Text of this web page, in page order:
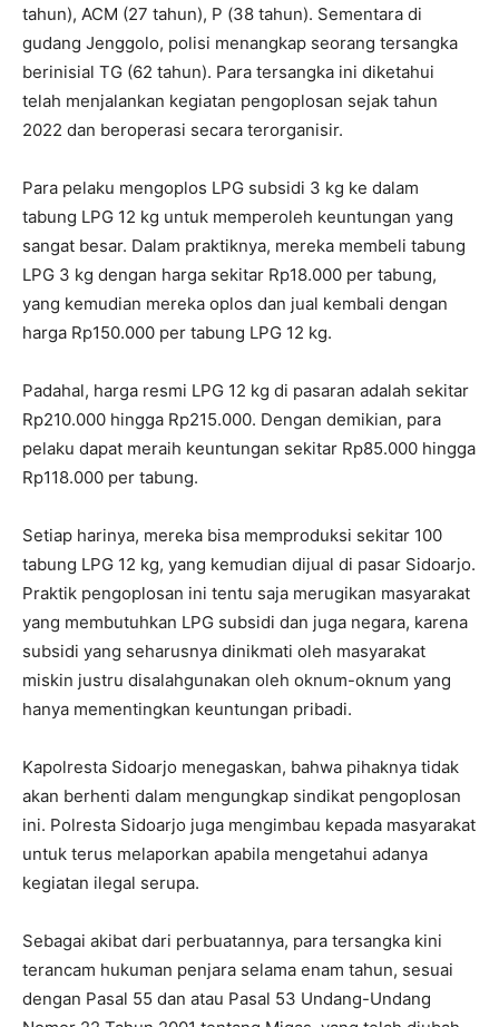
tahun), ACM (27 tahun), P (38 tahun). Sementara di
gudang Jenggolo, polisi menangkap seorang tersangka
berinisial TG (62 tahun). Para tersangka ini diketahui
telah menjalankan kegiatan pengoplosan sejak tahun
2022 dan beroperasi secara terorganisir.
Para pelaku mengoplos LPG subsidi 3 kg ke dalam
tabung LPG 12 kg untuk memperoleh keuntungan yang
sangat besar. Dalam praktiknya, mereka membeli tabung
LPG 3 kg dengan harga sekitar Rp18.000 per tabung,
yang kemudian mereka oplos dan jual kembali dengan
harga Rp150.000 per tabung LPG 12 kg.
Padahal, harga resmi LPG 12 kg di pasaran adalah sekitar
Rp210.000 hingga Rp215.000. Dengan demikian, para
pelaku dapat meraih keuntungan sekitar Rp85.000 hingga
Rp118.000 per tabung.
Setiap harinya, mereka bisa memproduksi sekitar 100
tabung LPG 12 kg, yang kemudian dijual di pasar Sidoarjo.
Praktik pengoplosan ini tentu saja merugikan masyarakat
yang membutuhkan LPG subsidi dan juga negara, karena
subsidi yang seharusnya dinikmati oleh masyarakat
miskin justru disalahgunakan oleh oknum-oknum yang
hanya mementingkan keuntungan pribadi.
Kapolresta Sidoarjo menegaskan, bahwa pihaknya tidak
akan berhenti dalam mengungkap sindikat pengoplosan
ini. Polresta Sidoarjo juga mengimbau kepada masyarakat
untuk terus melaporkan apabila mengetahui adanya
kegiatan ilegal serupa.
Sebagai akibat dari perbuatannya, para tersangka kini
terancam hukuman penjara selama enam tahun, sesuai
dengan Pasal 55 dan atau Pasal 53 Undang-Undang